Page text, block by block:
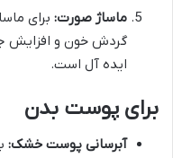
ماساژ صورت: برای
گردش خون و افزایش
ایده آل است.
برای پوست بدن
آبرسانی پوست خشک: